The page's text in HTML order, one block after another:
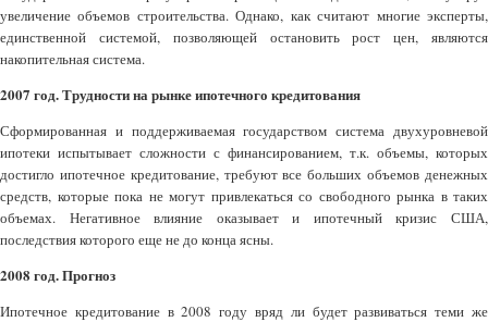
увеличение объемов строительства. Однако, как считают многие эксперты,
единственной системой, позволяющей остановить рост цен, являются
накопительная система.
2007 год. Трудности на рынке ипотечного кредитования
Сформированная и поддерживаемая государством система двухуровневой
ипотеки испытывает сложности с финансированием, т.к. объемы, которых
достигло ипотечное кредитование, требуют все больших объемов денежных
средств, которые пока не могут привлекаться со свободного рынка в таких
объемах. Негативное влияние оказывает и ипотечный кризис США,
последствия которого еще не до конца ясны.
2008 год. Прогноз
Ипотечное кредитование в 2008 году вряд ли будет развиваться теми же